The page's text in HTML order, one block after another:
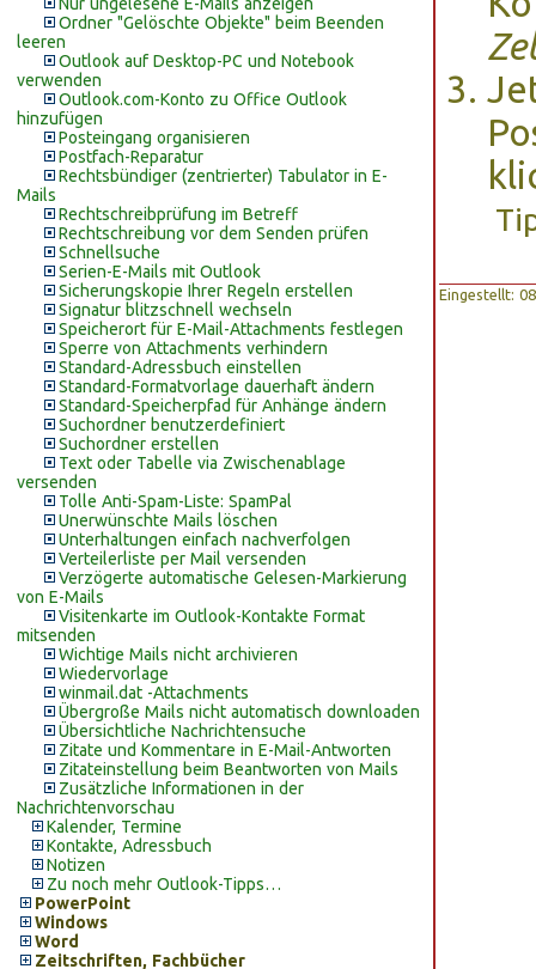
Ordner "Gelöschte Objekte" beim Beenden
leeren
Outlook auf Desktop-PC und Notebook
verwenden
Outlook.com-Konto zu Office Outlook
hinzufügen
Posteingang organisieren
Postfach-Reparatur
Rechtsbündiger (zentrierter) Tabulator in E-
Mails
Rechtschreibprüfung im Betreff
Rechtschreibung vor dem Senden prüfen
Schnellsuche
Serien-E-Mails mit Outlook
Sicherungskopie Ihrer Regeln erstellen
Signatur blitzschnell wechseln
Speicherort für E-Mail-Attachments festlegen
Sperre von Attachments verhindern
Standard-Adressbuch einstellen
Standard-Formatvorlage dauerhaft ändern
Standard-Speicherpfad für Anhänge ändern
Suchordner benutzerdefiniert
Suchordner erstellen
Text oder Tabelle via Zwischenablage
versenden
Tolle Anti-Spam-Liste: SpamPal
Unerwünschte Mails löschen
Unterhaltungen einfach nachverfolgen
Verteilerliste per Mail versenden
Verzögerte automatische Gelesen-Markierung
von E-Mails
Visitenkarte im Outlook-Kontakte Format
mitsenden
Wichtige Mails nicht archivieren
Wiedervorlage
winmail.dat -Attachments
Übergroße Mails nicht automatisch downloaden
Übersichtliche Nachrichtensuche
Zitate und Kommentare in E-Mail-Antworten
Zitateinstellung beim Beantworten von Mails
Zusätzliche Informationen in der
Nachrichtenvorschau
Kalender, Termine
Kontakte, Adressbuch
Notizen
Zu noch mehr Outlook-Tipps…
PowerPoint
Windows
Word
Zeitschriften, Fachbücher
Eingestellt: